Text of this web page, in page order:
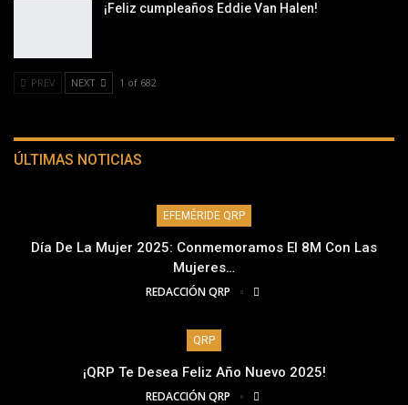
¡Feliz cumpleaños Eddie Van Halen!
PREV NEXT 1 of 682
ÚLTIMAS NOTICIAS
EFEMÉRIDE QRP
Día De La Mujer 2025: Conmemoramos El 8M Con Las
Mujeres…
REDACCIÓN QRP
QRP
¡QRP Te Desea Feliz Año Nuevo 2025!
REDACCIÓN QRP